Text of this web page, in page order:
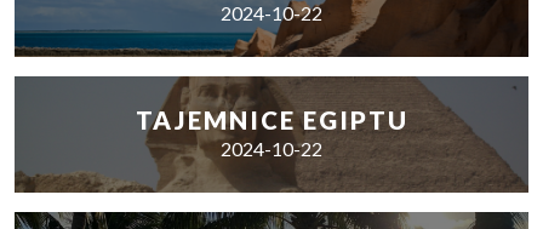
2024-10-22
TAJEMNICE EGIPTU
2024-10-22